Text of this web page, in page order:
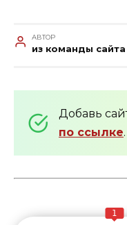
АВТОР
из команды сайта
Добавь
по ссылке.
1